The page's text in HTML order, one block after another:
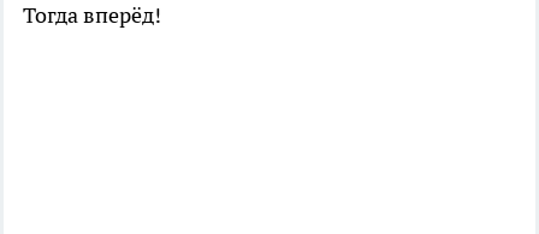
Тогда вперёд!